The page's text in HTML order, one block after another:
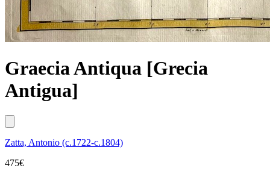
Graecia Antiqua [Grecia
Antigua]
Zatta, Antonio (c.1722-c.1804)
475€